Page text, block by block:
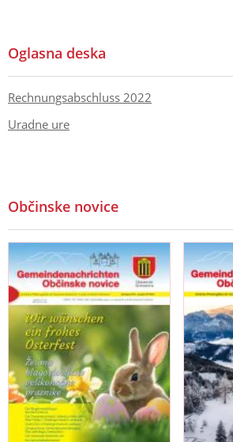
Oglasna deska
Rechnungsabschluss 2022
Uradne ure
Občinske novice